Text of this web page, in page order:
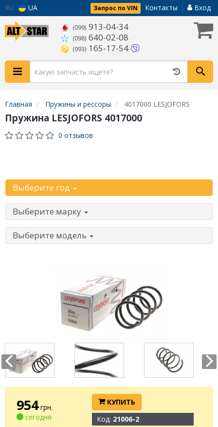
RU UA Запрос по VIN Контакты Вход
(099) 913-04-34
(098) 640-02-08
(093) 165-17-54
Главная Пружины и рессоры 4017000 LESJOFORS
Пружина LESJOFORS 4017000
0 отзывов
Выберите год
Выберите марку
Выберите модель
954 грн.
сегодня
КУПИТЬ
Код: 21006-2